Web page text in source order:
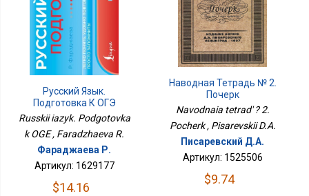
Русский Язык.
Подготовка К ОГЭ
Russkii iazyk. Podgotovka
k OGE , Faradzhaeva R.
Фараджаева Р.
Артикул: 1629177
$14.16
Наводная Тетрадь № 2.
Почерк
Navodnaia tetrad' ? 2.
Pocherk , Pisarevskii D.A.
Писаревский Д.А.
Артикул: 1525506
$9.74